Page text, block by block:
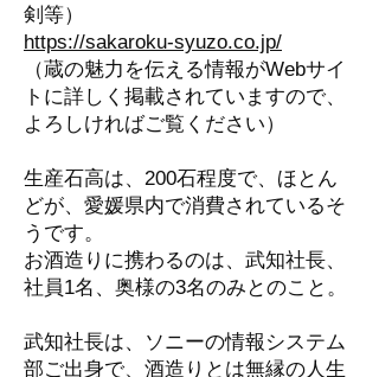
剣等）
https://sakaroku-syuzo.co.jp/
（蔵の魅力を伝える情報がWebサイ
トに詳しく掲載されていますので、
よろしければご覧ください）
生産石高は、200石程度で、ほとん
どが、愛媛県内で消費されているそ
うです。
お酒造りに携わるのは、武知社長、
社員1名、奥様の3名のみとのこと。
武知社長は、ソニーの情報システム
部ご出身で、酒造りとは無縁の人生